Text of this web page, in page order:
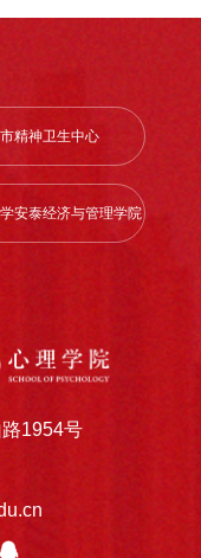
Rodolico, Spyridon
Veith, Felix
Priller, Adriani
Stefan Leucht†,
and
a network
indexed in
Lancet 2026; 407:
精神卫生中心
安泰经济与管理学院
1954号